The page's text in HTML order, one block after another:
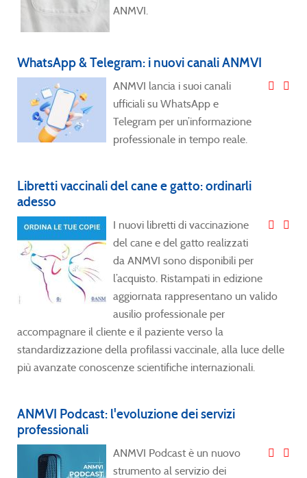
ANMVI.
WhatsApp & Telegram: i nuovi canali ANMVI
ANMVI lancia i suoi canali
ufficiali su WhatsApp e
Telegram per un’informazione
professionale in tempo reale.
Libretti vaccinali del cane e gatto: ordinarli
adesso
I nuovi libretti di vaccinazione
del cane e del gatto realizzati
da ANMVI sono disponibili per
l’acquisto. Ristampati in edizione
aggiornata rappresentano un valido
ausilio professionale per
accompagnare il cliente e il paziente verso la
standardizzazione della profilassi vaccinale, alla luce delle
più avanzate conoscenze scientifiche internazionali.
ANMVI Podcast: l'evoluzione dei servizi
professionali
ANMVI Podcast è un nuovo
strumento al servizio dei